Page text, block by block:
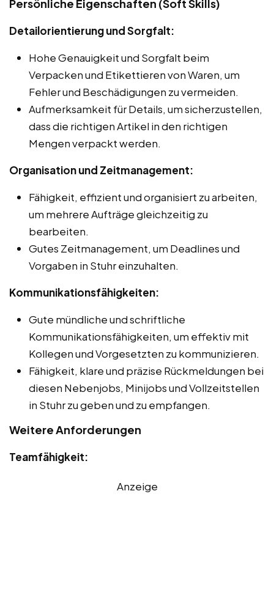
Persönliche Eigenschaften (Soft Skills)
Detailorientierung und Sorgfalt:
Hohe Genauigkeit und Sorgfalt beim
Verpacken und Etikettieren von Waren, um
Fehler und Beschädigungen zu vermeiden.
Aufmerksamkeit für Details, um sicherzustellen,
dass die richtigen Artikel in den richtigen
Mengen verpackt werden.
Organisation und Zeitmanagement:
Fähigkeit, effizient und organisiert zu arbeiten,
um mehrere Aufträge gleichzeitig zu
bearbeiten.
Gutes Zeitmanagement, um Deadlines und
Vorgaben in Stuhr einzuhalten.
Kommunikationsfähigkeiten:
Gute mündliche und schriftliche
Kommunikationsfähigkeiten, um effektiv mit
Kollegen und Vorgesetzten zu kommunizieren.
Fähigkeit, klare und präzise Rückmeldungen bei
diesen Nebenjobs, Minijobs und Vollzeitstellen
in Stuhr zu geben und zu empfangen.
Weitere Anforderungen
Teamfähigkeit:
Anzeige